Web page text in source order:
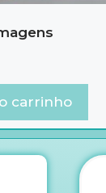
carrinho